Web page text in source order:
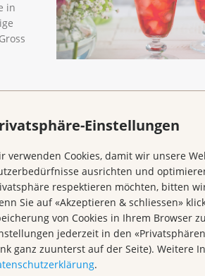
Einstellungen
verwenden Cookies, damit wir unsere
ausrichten und
respektieren möchten, bitten
Sie auf «Akzeptieren & schliessen»
von Cookies in Ihrem Browser
jederzeit in den
ganz zuunterst auf der Seite). Weitere
.
in
2. OG
Garten